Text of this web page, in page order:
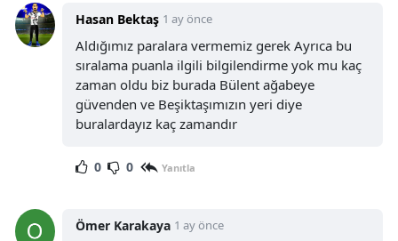
Hasan Bektaş 1 ay önce
Aldığımız paralara vermemiz gerek Ayrıca bu
sıralama puanla ilgili bilgilendirme yok mu kaç
zaman oldu biz burada Bülent ağabeye
güvenden ve Beşiktaşımızın yeri diye
buralardayız kaç zamandır
0 0 Yanıtla
Ömer Karakaya 1 ay önce